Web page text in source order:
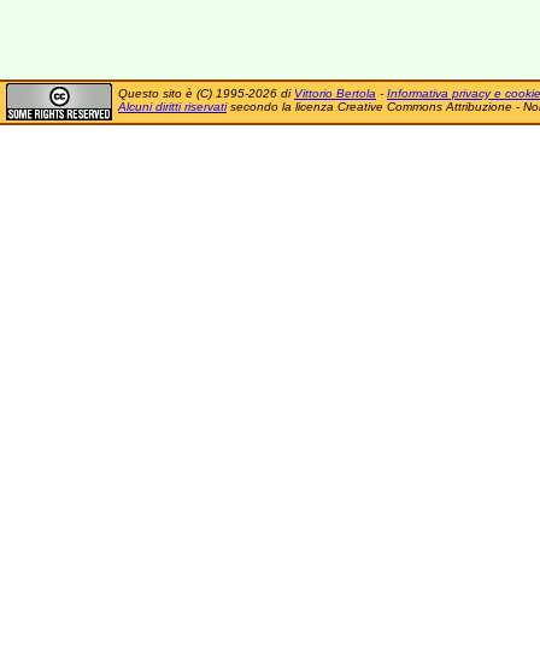
Questo sito è (C) 1995-2026 di Vittorio Bertola - Informativa privacy e cookie
Alcuni diritti riservatisecondo la licenza Creative Commons Attribuzione -